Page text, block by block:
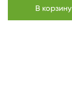
В корзину